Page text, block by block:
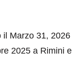
il Marzo 31, 2026
2025 a Rimini e